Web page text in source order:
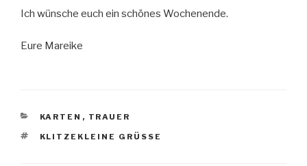
Ich wünsche euch ein schönes Wochenende.
Eure Mareike
KATEGORIEN
KARTEN , TRAUER
SCHLAGWÖRTER
KLITZEKLEINE GRÜSSE